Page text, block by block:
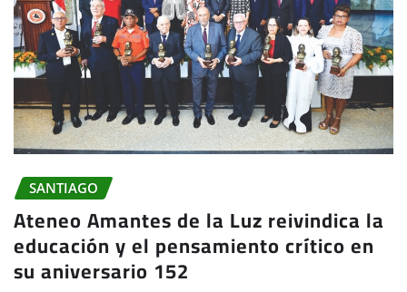
SANTIAGO
Ateneo Amantes de la Luz reivindica la
educación y el pensamiento crítico en
su aniversario 152